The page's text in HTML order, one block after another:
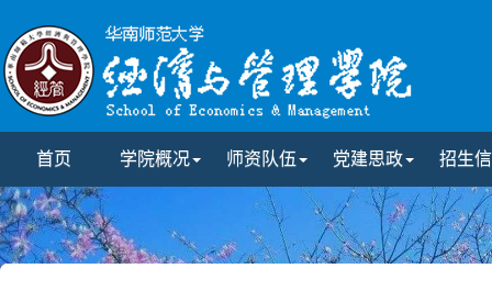
首页 学院概况 师资队伍 党建思政 招生